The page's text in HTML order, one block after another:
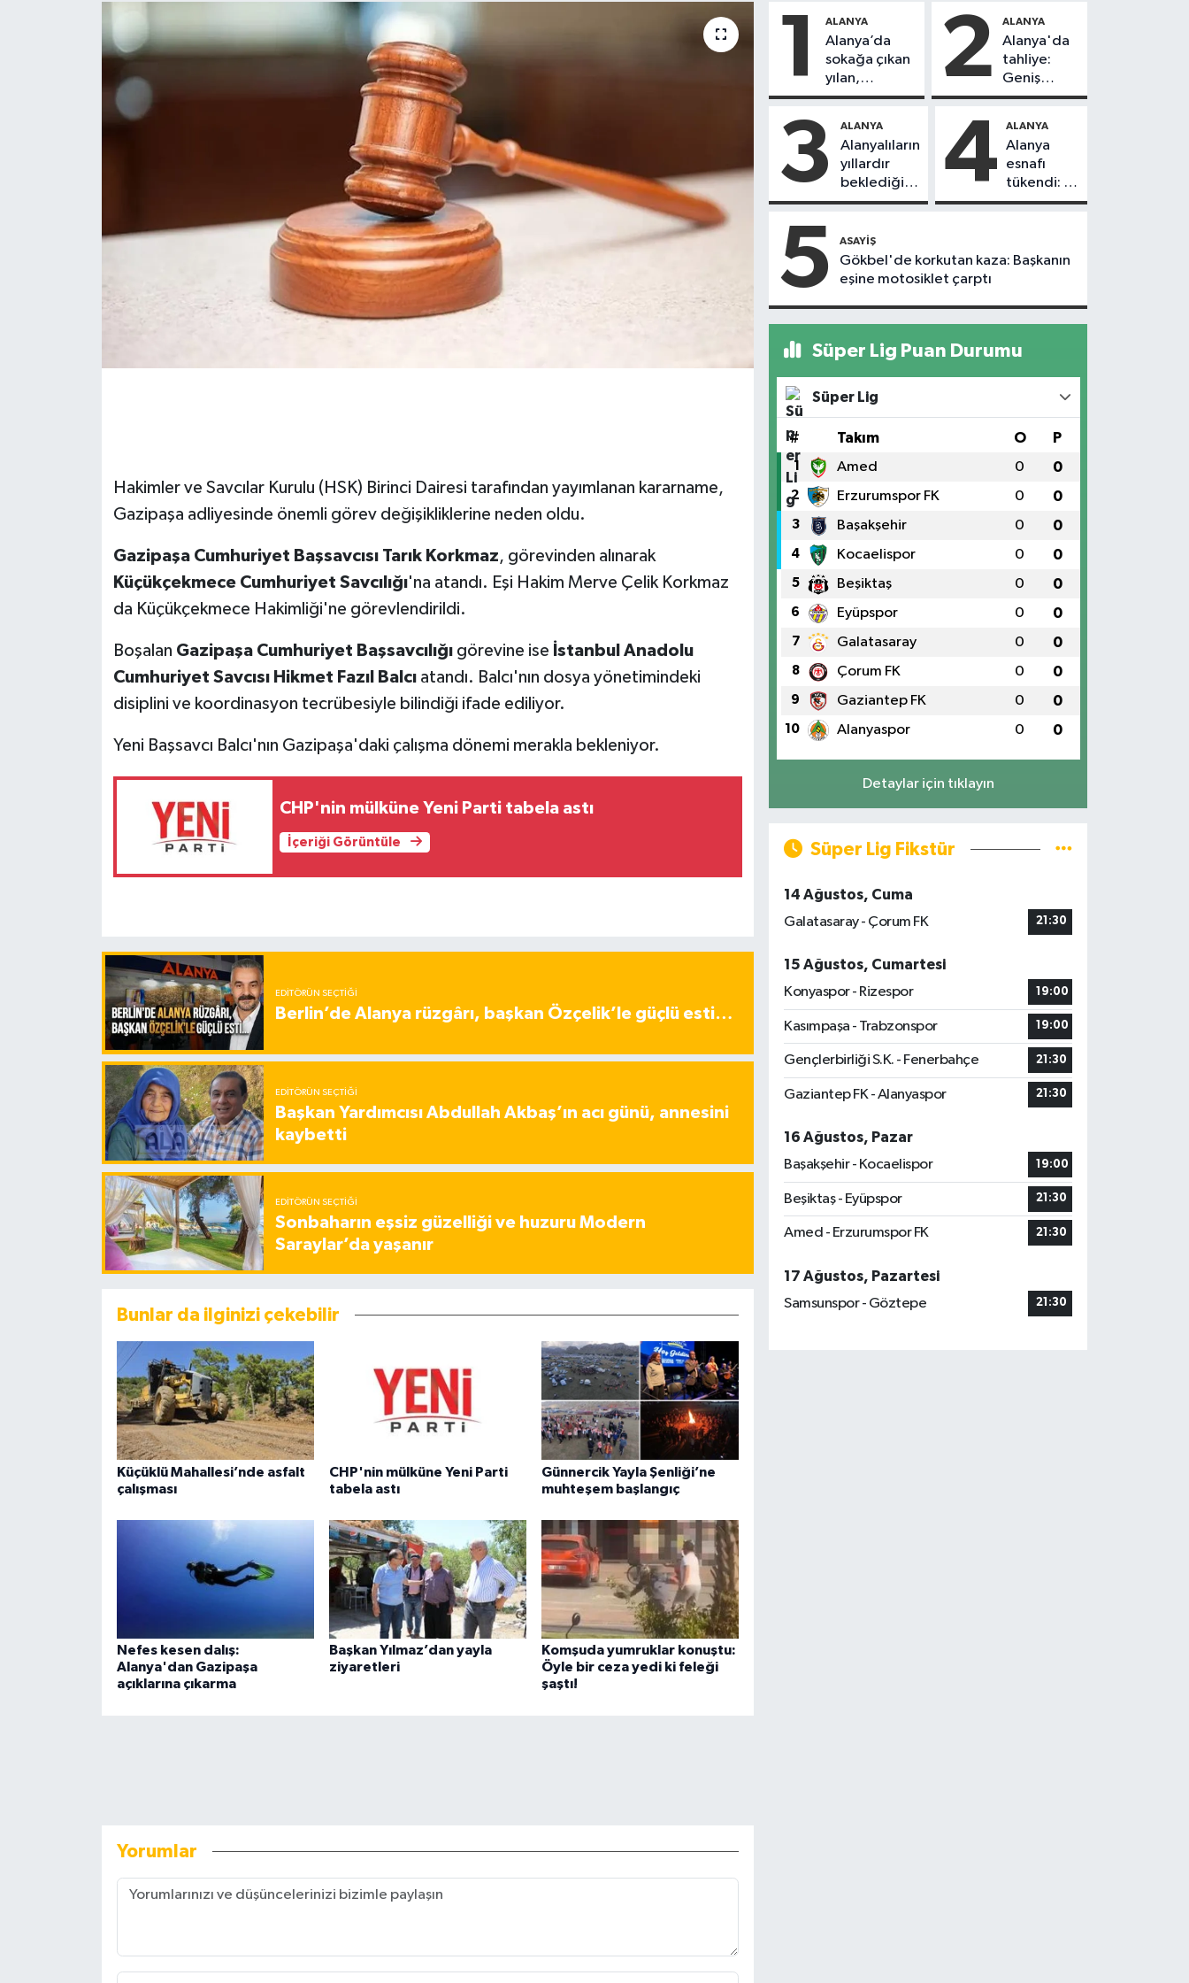
Hakimler ve Savcılar Kurulu (HSK) Birinci Dairesi tarafından yayımlanan kararname,
Gazipaşa adliyesinde önemli görev değişikliklerine neden oldu.
Gazipaşa Cumhuriyet Başsavcısı Tarık Korkmaz, görevinden alınarak
Küçükçekmece Cumhuriyet Savcılığı'na atandı. Eşi Hakim Merve Çelik Korkmaz
da Küçükçekmece Hakimliği'ne görevlendirildi.
Boşalan Gazipaşa Cumhuriyet Başsavcılığıgörevine ise İstanbul Anadolu
Cumhuriyet Savcısı Hikmet Fazıl Balcıatandı. Balcı'nın dosya yönetimindeki
disiplini ve koordinasyon tecrübesiyle bilindiği ifade ediliyor.
Yeni Başsavcı Balcı'nın Gazipaşa'daki çalışma dönemi merakla bekleniyor.
CHP'nin mülküne Yeni Parti tabela astı
İçeriği Görüntüle
EDITÖRÜN SEÇTIĞI
Berlin’de Alanya rüzgârı, başkan Özçelik’le güçlü esti…
EDITÖRÜN SEÇTIĞI
Başkan Yardımcısı Abdullah Akbaş’ın acı günü, annesini
kaybetti
EDITÖRÜN SEÇTIĞI
Sonbaharın eşsiz güzelliği ve huzuru Modern
Saraylar’da yaşanır
Bunlar da ilginizi çekebilir
Küçüklü Mahallesi’nde asfalt
çalışması
CHP'nin mülküne Yeni Parti
tabela astı
Günnercik Yayla Şenliği’ne
muhteşem başlangıç
Nefes kesen dalış:
Alanya'dan Gazipaşa
açıklarına çıkarma
Başkan Yılmaz’dan yayla
ziyaretleri
Komşuda yumruklar konuştu:
Öyle bir ceza yedi ki feleği
şaştı!
Yorumlar
1 ALANYA
Alanya’da
sokağa çıkan
yılan,
vatandaşı
2 ALANYA
Alanya'da
tahliye:
Geniş
güvenlik
alındı
3 ALANYA
Alanyalıların
yıllardır
beklediği
yol askıdan
4 ALANYA
Alanya
esnafı
tükendi: 1
ayda 150
5 ASAYIŞ
Gökbel'de korkutan kaza: Başkanın
eşine motosiklet çarptı
Süper Lig Puan Durumu
Süper Lig
# Takım O P
1 Amed 0 0
2 Erzurumspor FK 0 0
3 Başakşehir 0 0
4 Kocaelispor 0 0
5 Beşiktaş 0 0
6 Eyüpspor 0 0
7 Galatasaray 0 0
8 Çorum FK 0 0
9 Gaziantep FK 0 0
10 Alanyaspor 0 0
Detaylar için tıklayın
Süper Lig Fikstür
14 Ağustos, Cuma
Galatasaray - Çorum FK
21:30
15 Ağustos, Cumartesi
Konyaspor - Rizespor
19:00
Kasımpaşa - Trabzonspor 19:00
Gençlerbirliği S.K. - Fenerbahçe 21:30
Gaziantep FK - Alanyaspor 21:30
16 Ağustos, Pazar
Başakşehir - Kocaelispor
19:00
Beşiktaş - Eyüpspor 21:30
Amed - Erzurumspor FK 21:30
17 Ağustos, Pazartesi
Samsunspor - Göztepe
21:30